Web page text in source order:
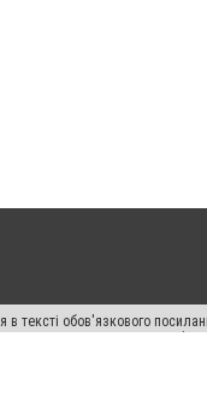
тексті обов'язкового
виняткових прав